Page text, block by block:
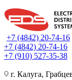
+7 (4842) 20-74-16
+7 (4842) 20-74-16
+7 (910) 527-35-38
г. Калуга,